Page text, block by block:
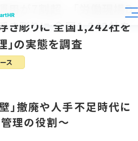
用が7割超─「労働現場D
き彫りに 全国1,242社を
」の実態を調査
ス
」撤廃や人手不足時代に
理の役割〜